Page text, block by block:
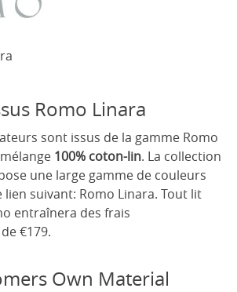
Romo Linara
sont issus de la gamme Romo
100% coton-lin. La collection
une large gamme de couleurs
lien suivant: Romo Linara. Tout lit
entraînera des frais
€179.
Own Material